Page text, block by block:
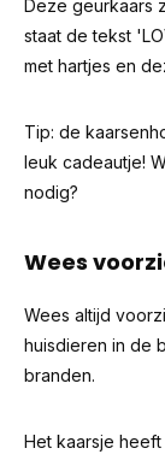
Deze geurkaars
staat de tekst
met hartjes en
Tip: de
leuk cadeautje!
nodig?
Wees
Wees altijd
huisdieren in de
branden.
Het kaarsje